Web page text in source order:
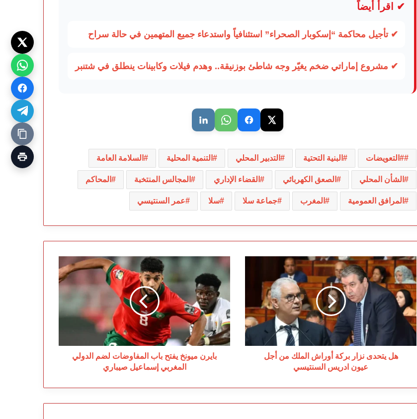
✔ اقرأ أيضاً
✔ تأجيل محاكمة “إسكوبار الصحراء” استئنافياً واستدعاء جميع المتهمين في حالة سراح
✔ مشروع إماراتي ضخم يغيّر وجه شاطئ بوزنيقة.. وهدم فيلات وكابينات ينطلق في شتنبر
#التعويضات البنية التحتية التدبير المحلي التنمية المحلية السلامة العامة
الشأن المحلي الصعق الكهربائي القضاء الإداري المجالس المنتخبة المحاكم
المرافق العمومية المغرب جماعة سلا سلا عمر السنتيسي
هل
يتحدى
نزار
بركة
أوراش
الملك
من
أجل
عيون
ادريس
هل يتحدى نزار بركة أوراش الملك من أجل
عيون ادريس السنتيسي
بايرن
ميونخ
يفتح
باب
المفاوضات
لضم
الدولي
المغربي
إسماعيل
صيباري
بايرن ميونخ يفتح باب المفاوضات لضم الدولي
المغربي إسماعيل صيباري